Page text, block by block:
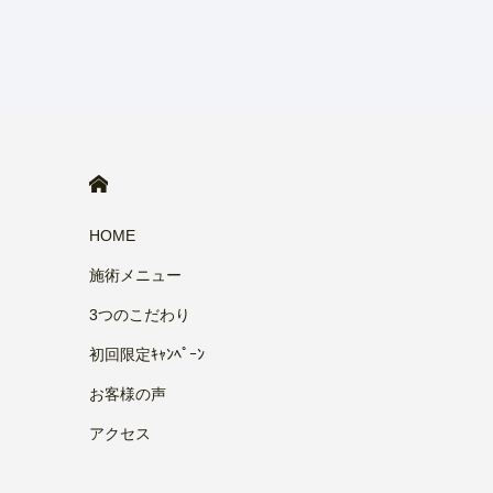
HOME
施術メニュー
3つのこだわり
初回限定ｷｬﾝﾍﾟｰﾝ
お客様の声
アクセス